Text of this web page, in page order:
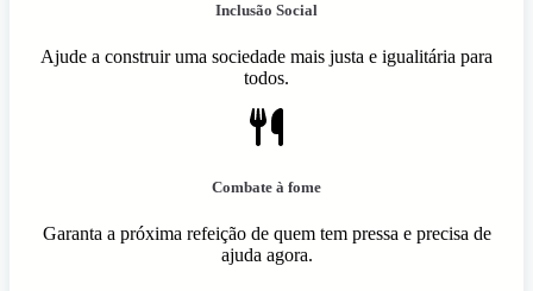
Inclusão Social
Ajude a construir uma sociedade mais justa e igualitária para
todos.
Combate à fome
Garanta a próxima refeição de quem tem pressa e precisa de
ajuda agora.